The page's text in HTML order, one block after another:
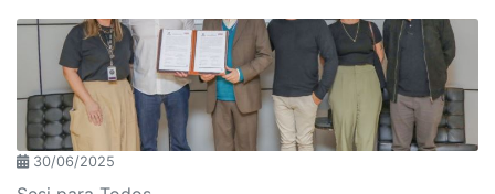
30/06/2025